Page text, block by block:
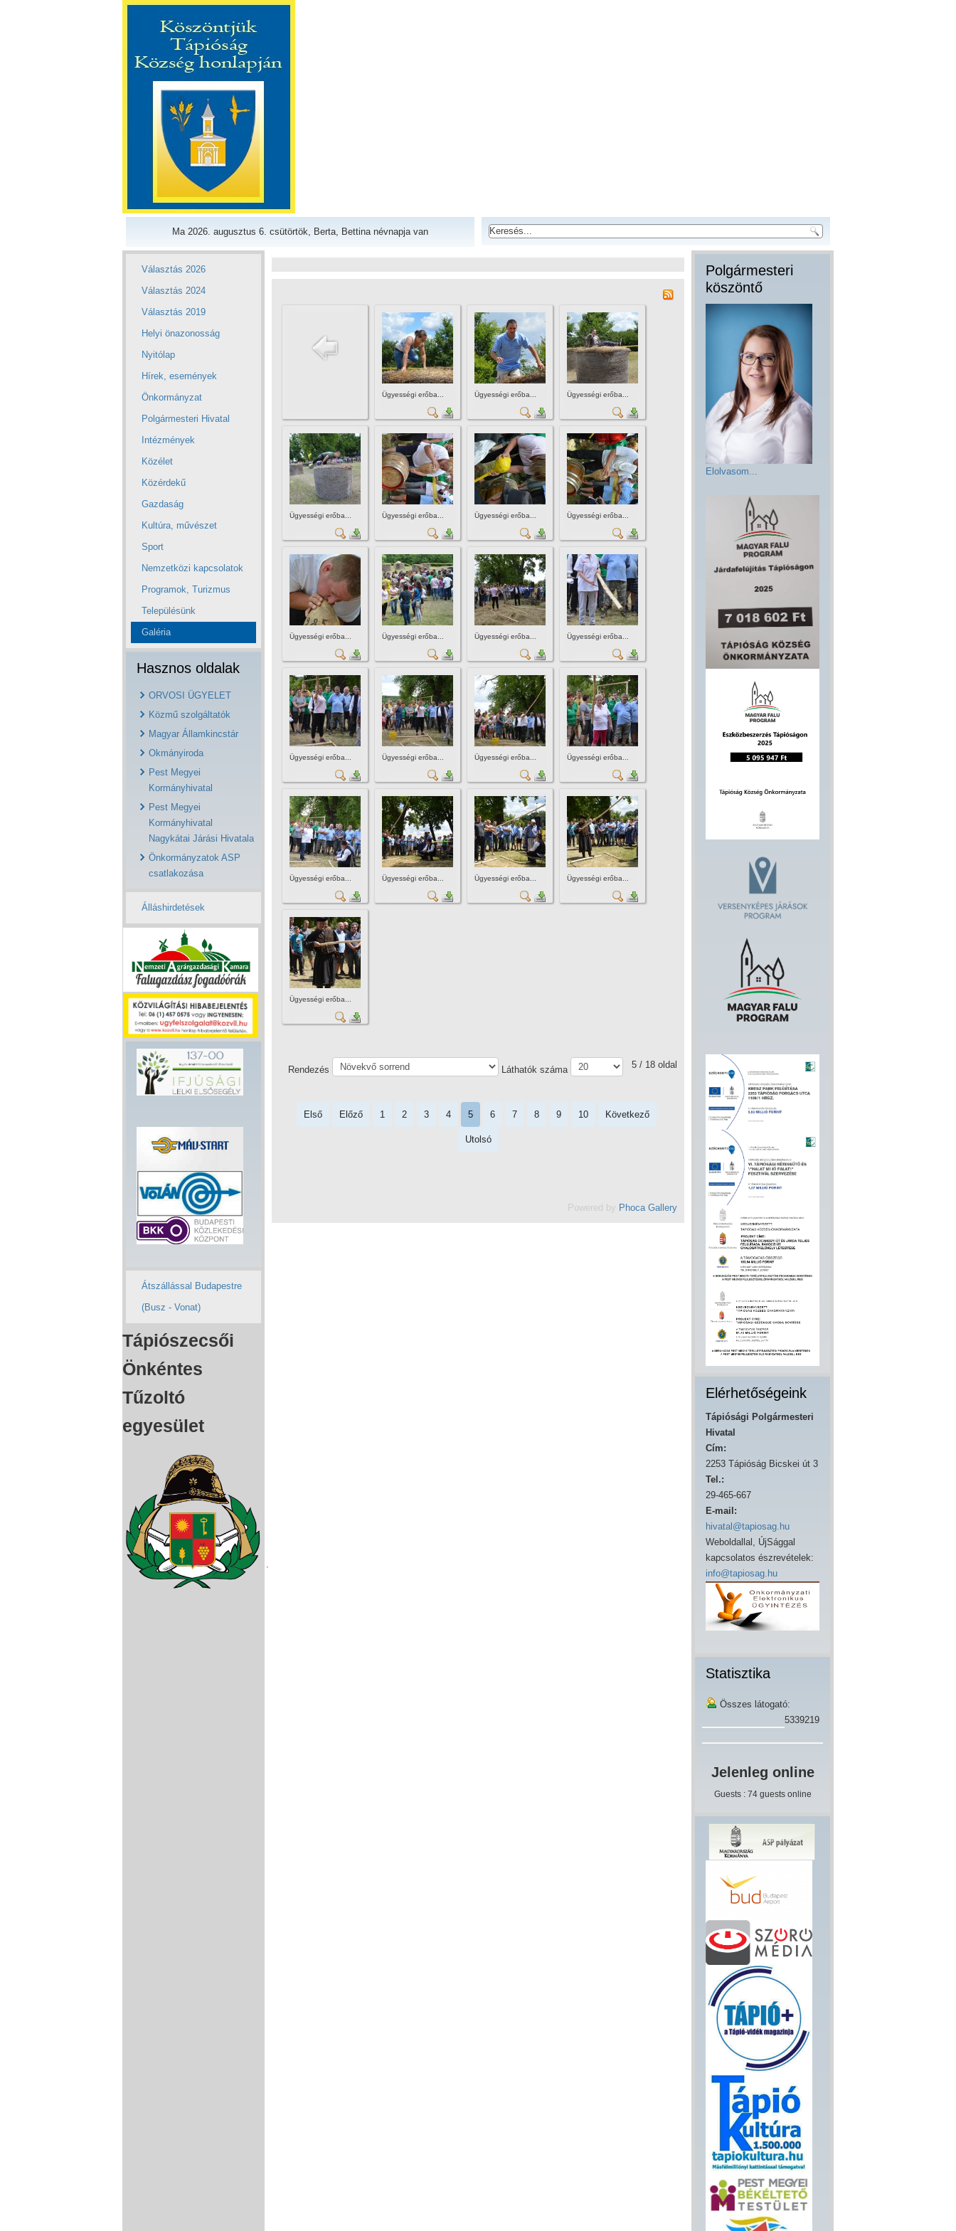
Ma 2026. augusztus 6. csütörtök, Berta, Bettina névnapja van
Választás 2026
Választás 2024
Választás 2019
Helyi önazonosság
Nyitólap
Hírek, események
Önkormányzat
Polgármesteri Hivatal
Intézmények
Közélet
Közérdekű
Gazdaság
Kultúra, művészet
Sport
Nemzetközi kapcsolatok
Programok, Turizmus
Településünk
Galéria
Hasznos oldalak
ORVOSI ÜGYELET
Közmű szolgáltatók
Magyar Államkincstár
Okmányiroda
Pest Megyei
Kormányhivatal
Pest Megyei
Kormányhivatal
Nagykátai Járási Hivatala
Önkormányzatok ASP
csatlakozása
Álláshirdetések
Átszállással Budapestre
(Busz - Vonat)
Tápiószecsői
Önkéntes
Tűzoltó
egyesület
Ügyességi erőba... Ügyességi erőba... Ügyességi erőba...
Ügyességi erőba... Ügyességi erőba... Ügyességi erőba... Ügyességi erőba...
Ügyességi erőba... Ügyességi erőba... Ügyességi erőba... Ügyességi erőba...
Ügyességi erőba... Ügyességi erőba... Ügyességi erőba... Ügyességi erőba...
Ügyességi erőba... Ügyességi erőba... Ügyességi erőba... Ügyességi erőba...
Ügyességi erőba...
Rendezés Láthatók száma 5 / 18 oldal
Első Előző 1 2 3 4 5 6 7 8 9 10 Következő
Utolsó
Powered by Phoca Gallery
Polgármesteri
köszöntő
Elolvasom...
Elérhetőségeink
Tápiósági Polgármesteri
Hivatal
Cím:
2253 Tápióság Bicskei út 3
Tel.:
29-465-667
E-mail:
hivatal@tapiosag.hu
Weboldallal, ÚjSággal
kapcsolatos észrevételek:
info@tapiosag.hu
Statisztika
Összes látogató:
5339219
Jelenleg online
Guests : 74 guests online